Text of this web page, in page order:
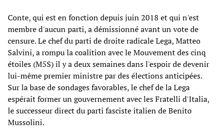
Conte, qui est en fonction depuis juin 2018 et qui n'est
membre d'aucun parti, a démissionné avant un vote de
censure. Le chef du parti de droite radicale Lega, Matteo
Salvini, a rompu la coalition avec le Mouvement des cinq
étoiles (M5S) il y a deux semaines dans l'espoir de devenir
lui-même premier ministre par des élections anticipées.
Sur la base de sondages favorables, le chef de la Lega
espérait former un gouvernement avec les Fratelli d'Italia,
le successeur direct du parti fasciste italien de Benito
Mussolini.